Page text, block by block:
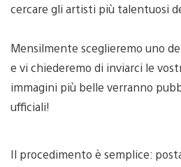
cercare gli artisti più talentuosi
Mensilmente sceglieremo uno
e vi chiederemo di inviarci le
immagini più belle verranno
ufficiali!
Il procedimento è semplice: